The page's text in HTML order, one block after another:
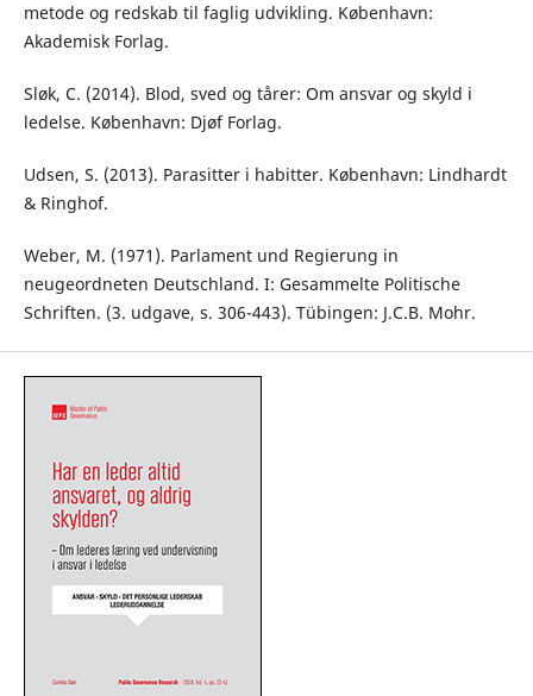
metode og redskab til faglig udvikling. København:
Akademisk Forlag.
Sløk, C. (2014). Blod, sved og tårer: Om ansvar og skyld i
ledelse. København: Djøf Forlag.
Udsen, S. (2013). Parasitter i habitter. København: Lindhardt
& Ringhof.
Weber, M. (1971). Parlament und Regierung in
neugeordneten Deutschland. I: Gesammelte Politische
Schriften. (3. udgave, s. 306-443). Tübingen: J.C.B. Mohr.